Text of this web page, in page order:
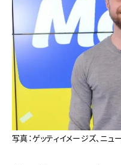
写真：ゲッティイメージズ、ニュ